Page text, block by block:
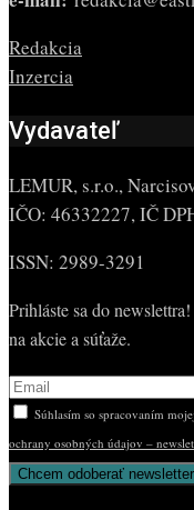
Redakcia
Inzercia
Vydavateľ
LEMUR, s.r.o.,
IČO: 46332227, IČ
ISSN: 2989-3291
Prihláste sa do
na akcie a súťaže.
Súhlasím so spracovaním
ochrany osobných údajov –